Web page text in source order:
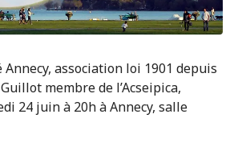
Annecy, association loi 1901 depuis
membre de l’Acseipica,
24 juin à 20h à Annecy, salle